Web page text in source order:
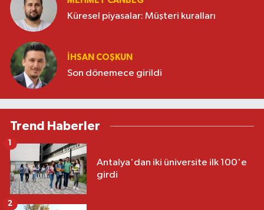
Küresel piyasalar: Müşteri kuralları
İHSAN COŞKUN
Son dönemece girildi
Trend Haberler
Antalya'dan iki üniversite ilk 100'e
girdi
1
2